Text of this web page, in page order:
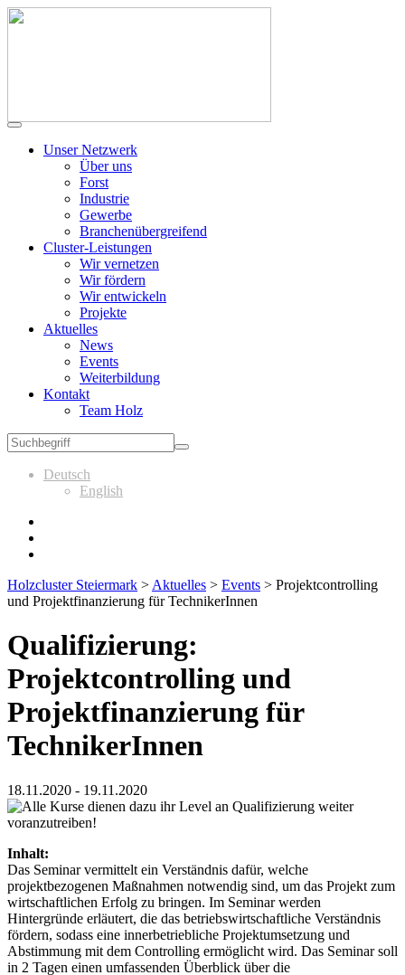
Unser Netzwerk
Über uns
Forst
Industrie
Gewerbe
Branchenübergreifend
Cluster-Leistungen
Wir vernetzen
Wir fördern
Wir entwickeln
Projekte
Aktuelles
News
Events
Weiterbildung
Kontakt
Team Holz
Deutsch
English
Holzcluster Steiermark > Aktuelles > Events > Projektcontrolling
und Projektfinanzierung für TechnikerInnen
Qualifizierung:
Projektcontrolling und
Projektfinanzierung für
TechnikerInnen
18.11.2020 - 19.11.2020
Inhalt:
Das Seminar vermittelt ein Verständnis dafür, welche
projektbezogenen Maßnahmen notwendig sind, um das Projekt zum
wirtschaftlichen Erfolg zu bringen. Im Seminar werden
Hintergründe erläutert, die das betriebswirtschaftliche Verständnis
fördern, sodass eine innerbetriebliche Projektumsetzung und
Abstimmung mit dem Controlling ermöglicht wird. Das Seminar soll
in 2 Tagen einen umfassenden Überblick über die